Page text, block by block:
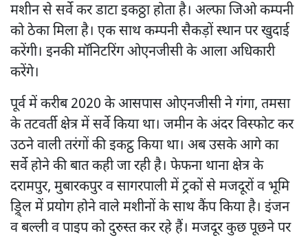
मशीन से सर्वे कर डाटा इकठ्ठा होता है। अल्फा जिओ कम्पनी
को ठेका मिला है। एक साथ कम्पनी सैकड़ों स्थान पर खुदाई
करेंगी। इनकी मॉनिटरिंग ओएनजीसी के आला अधिकारी
करेंगे।
पूर्व में करीब 2020 के आसपास ओएनजीसी ने गंगा, तमसा
के तटवर्ती क्षेत्र में सर्वे किया था। जमीन के अंदर विस्फोट कर
उठने वाली तरंगों की इकट्ठ किया था। अब उसके आगे का
सर्वे होने की बात कही जा रही है। फेफना थाना क्षेत्र के
दरामपुर, मुबारकपुर व सागरपाली में ट्रकों से मजदूरों व भूमि
ड्रि्ल में प्रयोग होने वाले मशीनों के साथ कैंप किया है। इंजन
व बल्ली व पाइप को दुरुस्त कर रहे हैं। मजदूर कुछ पूछने पर